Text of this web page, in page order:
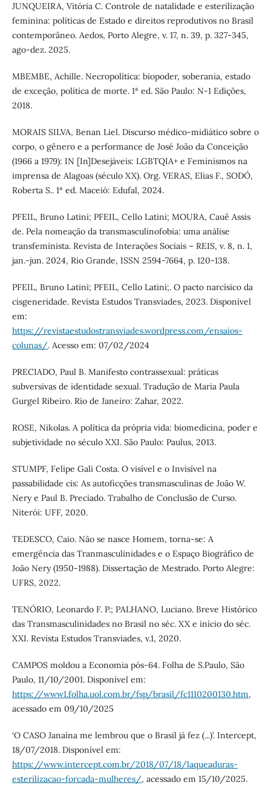
JUNQUEIRA, Vitória C. Controle de natalidade e esterilização
feminina: políticas de Estado e direitos reprodutivos no Brasil
contemporâneo. Aedos, Porto Alegre, v. 17, n. 39, p. 327-345,
ago-dez. 2025.
MBEMBE, Achille. Necropolítica: biopoder, soberania, estado
de exceção, política de morte. 1ª ed. São Paulo: N-1 Edições,
2018.
MORAIS SILVA, Benan Liel. Discurso médico-midiático sobre o
corpo, o gênero e a performance de José João da Conceição
(1966 a 1979): IN [In]Desejáveis: LGBTQIA+ e Feminismos na
imprensa de Alagoas (século XX). Org. VERAS, Elias F., SODÓ,
Roberta S.. 1ª ed. Maceió: Edufal, 2024.
PFEIL, Bruno Latini; PFEIL, Cello Latini; MOURA, Cauê Assis
de. Pela nomeação da transmasculinofobia: uma análise
transfeminista. Revista de Interações Sociais – REIS, v. 8, n. 1,
jan.-jun. 2024, Rio Grande, ISSN 2594-7664, p. 120-138.
PFEIL, Bruno Latini; PFEIL, Cello Latini;. O pacto narcísico da
cisgeneridade. Revista Estudos Transviades, 2023. Disponível
em:
https://revistaestudostransviades.wordpress.com/ensaios-
colunas/. Acesso em: 07/02/2024
PRECIADO, Paul B. Manifesto contrassexual: práticas
subversivas de identidade sexual. Tradução de Maria Paula
Gurgel Ribeiro. Rio de Janeiro: Zahar, 2022.
ROSE, Nikolas. A política da própria vida: biomedicina, poder e
subjetividade no século XXI. São Paulo: Paulus, 2013.
STUMPF, Felipe Gali Costa. O visível e o Invisível na
passabilidade cis: As autoficções transmasculinas de João W.
Nery e Paul B. Preciado. Trabalho de Conclusão de Curso.
Niterói: UFF, 2020.
TEDESCO, Caio. Não se nasce Homem, torna-se: A
emergência das Tranmasculinidades e o Espaço Biográfico de
João Nery (1950-1988). Dissertação de Mestrado. Porto Alegre:
UFRS, 2022.
TENÓRIO, Leonardo F. P.; PALHANO, Luciano. Breve Histórico
das Transmasculinidades no Brasil no séc. XX e início do séc.
XXI. Revista Estudos Transviades, v.1, 2020.
CAMPOS moldou a Economia pós-64. Folha de S.Paulo, São
Paulo, 11/10/2001. Disponível em:
https://www1.folha.uol.com.br/fsp/brasil/fc1110200130.htm,
acessado em 09/10/2025
‘O CASO Janaína me lembrou que o Brasil já fez (...)’. Intercept,
18/07/2018. Disponível em:
https://www.intercept.com.br/2018/07/18/laqueaduras-
esterilizacao-forcada-mulheres/, acessado em 15/10/2025.